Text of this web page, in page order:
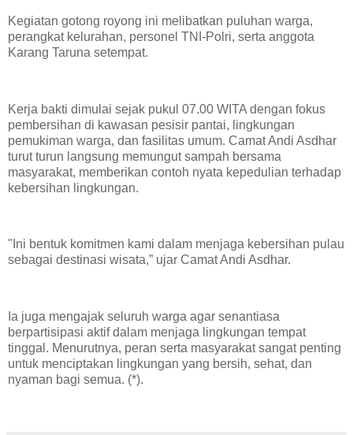
Kegiatan gotong royong ini melibatkan puluhan warga,
perangkat kelurahan, personel TNI-Polri, serta anggota
Karang Taruna setempat.
Kerja bakti dimulai sejak pukul 07.00 WITA dengan fokus
pembersihan di kawasan pesisir pantai, lingkungan
pemukiman warga, dan fasilitas umum. Camat Andi Asdhar
turut turun langsung memungut sampah bersama
masyarakat, memberikan contoh nyata kepedulian terhadap
kebersihan lingkungan.
"Ini bentuk komitmen kami dalam menjaga kebersihan pulau
sebagai destinasi wisata,” ujar Camat Andi Asdhar.
Ia juga mengajak seluruh warga agar senantiasa
berpartisipasi aktif dalam menjaga lingkungan tempat
tinggal. Menurutnya, peran serta masyarakat sangat penting
untuk menciptakan lingkungan yang bersih, sehat, dan
nyaman bagi semua. (*).